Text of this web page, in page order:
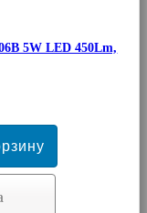
5W LED 450Lm,